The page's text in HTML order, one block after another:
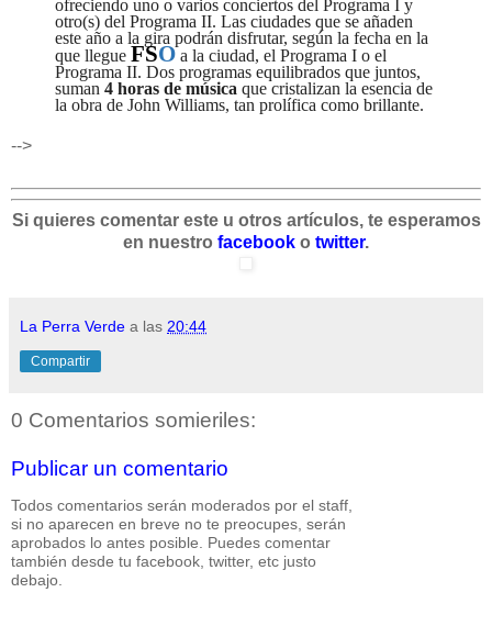
ofreciendo uno o varios conciertos del Programa I y
otro(s) del Programa II. Las ciudades que se añaden
este año a la gira podrán disfrutar, según la fecha en la
que llegue FSO a la ciudad, el Programa I o el
Programa II. Dos programas equilibrados que juntos,
suman 4 horas de música que cristalizan la esencia de
la obra de John Williams, tan prolífica como brillante.
-->
Si quieres comentar este u otros artículos, te esperamos
en nuestro facebook o twitter.
La Perra Verde a las 20:44
Compartir
0 Comentarios somieriles:
Publicar un comentario
Todos comentarios serán moderados por el staff,
si no aparecen en breve no te preocupes, serán
aprobados lo antes posible. Puedes comentar
también desde tu facebook, twitter, etc justo
debajo.